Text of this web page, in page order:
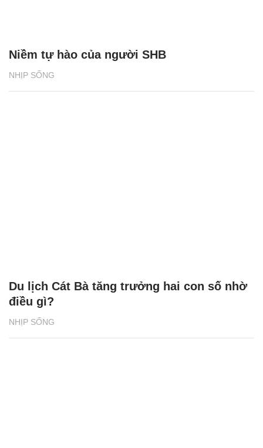
NHỊP SỐNG
Niềm tự hào của người SHB
NHỊP SỐNG
Du lịch Cát Bà tăng trưởng hai con số nhờ
điều gì?